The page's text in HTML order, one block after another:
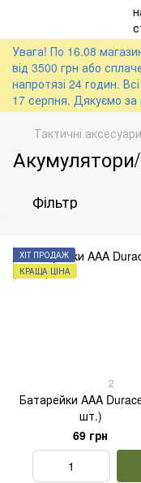
Увага! По 16.08
від 3500 грн або
напротязі 24 годин.
17 серпня. Дякуємо за
Тактичні аксесуари
Фільтр
ХІТ ПРОДАЖ
КРАЩА ЦІНА
2
Батарейки AAA
шт.)
69 грн